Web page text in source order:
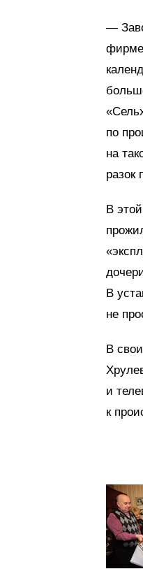
—
по
на
разок
В
В
не
В
и
к